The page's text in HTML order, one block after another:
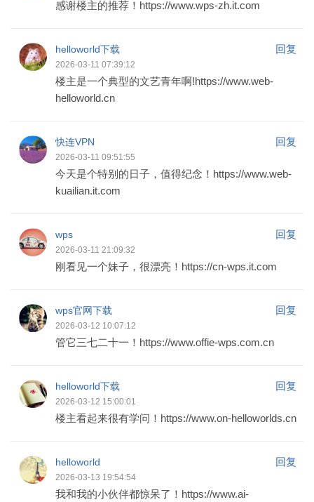
感谢楼主的推荐！https://www.wps-zh.it.com
helloworld下载 回复
2026-03-11 07:39:12
楼主是一个典型的文艺青年啊!https://www.web-
helloworld.cn
快连VPN 回复
2026-03-11 09:51:55
今天是个特别的日子，值得纪念！https://www.web-
kuailian.it.com
wps 回复
2026-03-11 21:09:32
刚看见一个妹子，很漂亮！https://cn-wps.it.com
wps官网下载 回复
2026-03-12 10:07:12
管它三七二十一！https://www.offie-wps.com.cn
helloworld下载 回复
2026-03-12 15:00:01
楼主看起来很有学问！https://www.on-helloworlds.cn
helloworld 回复
2026-03-13 19:54:54
我和我的小伙伴都惊呆了！https://www.ai-